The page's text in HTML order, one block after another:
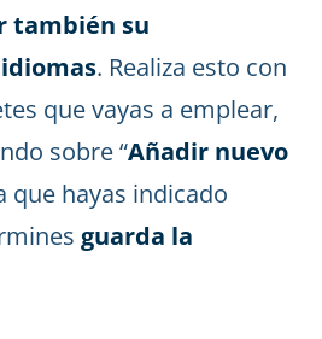
también su
. Realiza esto con
que vayas a emplear,
sobre “Añadir nuevo
que hayas indicado
guarda la